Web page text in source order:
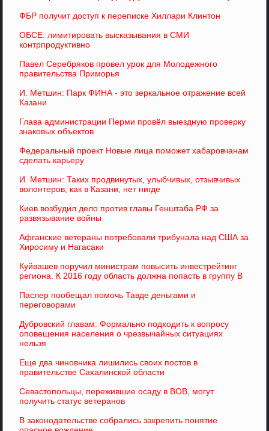
ФБР получит доступ к переписке Хиллари Клинтон
ОБСЕ: лимитировать высказывания в СМИ
контрпродуктивно
Павел Серебряков провел урок для Молодежного
правительства Приморья
И. Метшин: Парк ФИНА - это зеркальное отражение всей
Казани
Глава администрации Перми провёл выездную проверку
знаковых объектов
Федеральный проект Новые лица поможет хабаровчанам
сделать карьеру
И. Метшин: Таких продвинутых, улыбчивых, отзывчивых
волонтеров, как в Казани, нет нигде
Киев возбудил дело против главы Генштаба РФ за
развязывание войны
Афганские ветераны потребовали трибунала над США за
Хиросиму и Нагасаки
Куйвашев поручил министрам повысить инвестрейтинг
региона. К 2016 году область должна попасть в группу В
Паслер пообещал помочь Тавде деньгами и
переговорами
Дубровский главам: Формально подходить к вопросу
оповещения населения о чрезвычайных ситуациях
нельзя
Еще два чиновника лишились своих постов в
правительстве Сахалинской области
Севастопольцы, пережившие осаду в ВОВ, могут
получить статус ветеранов
В законодательстве собрались закрепить понятие